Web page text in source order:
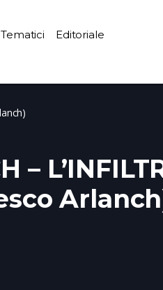
Editoriale
–